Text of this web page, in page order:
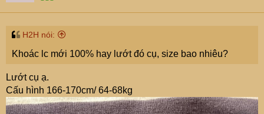
n
s
H2H nói:
Khoác lc mới 100% hay lướt đó cụ, size bao nhiêu?
Lướt cụ ạ.
Cấu hình 166-170cm/ 64-68kg